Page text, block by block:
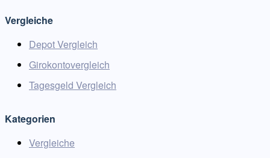
Vergleiche
Depot Vergleich
Girokontovergleich
Tagesgeld Vergleich
Kategorien
Vergleiche